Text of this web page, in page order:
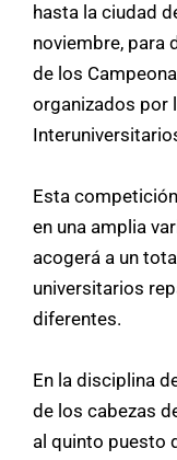
hasta la ciudad
noviembre, para
de los
organizados por
Esta
en una amplia
acogerá a un
universitarios
diferentes.
En la disciplina
de los cabezas
al quinto puesto